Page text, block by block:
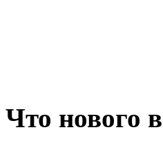
Что нового